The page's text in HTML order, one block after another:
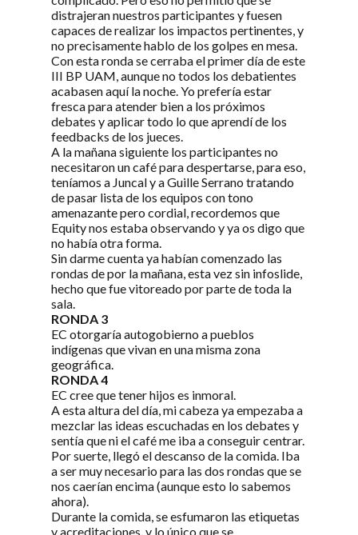
distrajeran nuestros participantes y fuesen
capaces de realizar los impactos pertinentes, y
no precisamente hablo de los golpes en mesa.
Con esta ronda se cerraba el primer día de este
III BP UAM, aunque no todos los debatientes
acabasen aquí la noche. Yo prefería estar
fresca para atender bien a los próximos
debates y aplicar todo lo que aprendí de los
feedbacks de los jueces.
A la mañana siguiente los participantes no
necesitaron un café para despertarse, para eso,
teníamos a Juncal y a Guille Serrano tratando
de pasar lista de los equipos con tono
amenazante pero cordial, recordemos que
Equity nos estaba observando y ya os digo que
no había otra forma.
Sin darme cuenta ya habían comenzado las
rondas de por la mañana, esta vez sin infoslide,
hecho que fue vitoreado por parte de toda la
sala.
RONDA 3
EC otorgaría autogobierno a pueblos
indígenas que vivan en una misma zona
geográfica.
RONDA 4
EC cree que tener hijos es inmoral.
A esta altura del día, mi cabeza ya empezaba a
mezclar las ideas escuchadas en los debates y
sentía que ni el café me iba a conseguir centrar.
Por suerte, llegó el descanso de la comida. Iba
a ser muy necesario para las dos rondas que se
nos caerían encima (aunque esto lo sabemos
ahora).
Durante la comida, se esfumaron las etiquetas
y acreditaciones, y lo único que se